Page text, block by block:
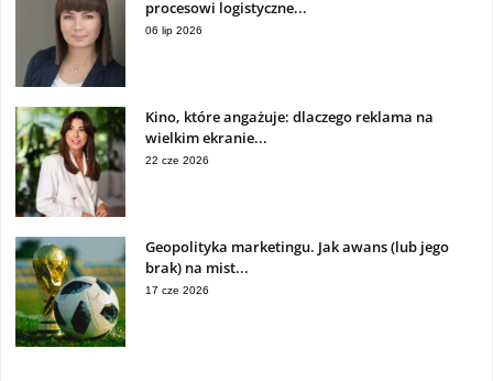
procesowi logistyczne...
06 lip 2026
Kino, które angażuje: dlaczego reklama na
wielkim ekranie...
22 cze 2026
Geopolityka marketingu. Jak awans (lub jego
brak) na mist...
17 cze 2026